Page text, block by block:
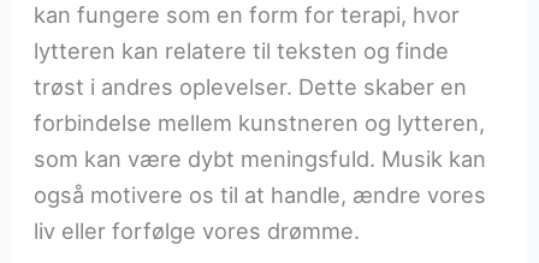
kan fungere som en form for terapi, hvor
lytteren kan relatere til teksten og finde
trøst i andres oplevelser. Dette skaber en
forbindelse mellem kunstneren og lytteren,
som kan være dybt meningsfuld. Musik kan
også motivere os til at handle, ændre vores
liv eller forfølge vores drømme.